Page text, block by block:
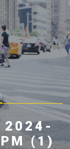
2024-
(1)